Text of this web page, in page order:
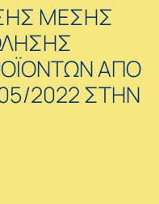
ΜΕΣΗΣ
ΑΠΟ
2022 ΣΤΗΝ